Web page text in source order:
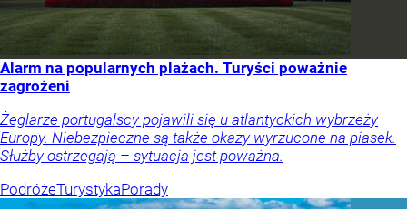
Alarm na popularnych plażach. Turyści poważnie
zagrożeni
Żeglarze portugalscy pojawili się u atlantyckich wybrzeży
Europy. Niebezpieczne są także okazy wyrzucone na piasek.
Służby ostrzegają – sytuacja jest poważna.
PodróżeTurystykaPorady